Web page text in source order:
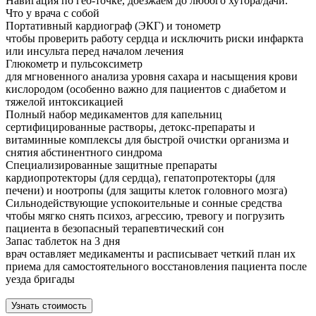
Что у врача с собой
Портативный кардиограф (ЭКГ) и тонометр
чтобы проверить работу сердца и исключить риски инфаркта
или инсульта перед началом лечения
Глюкометр и пульсоксиметр
для мгновенного анализа уровня сахара и насыщения крови
кислородом (особенно важно для пациентов с диабетом и
тяжелой интоксикацией
Полный набор медикаментов для капельниц
сертифицированные растворы, детокс-препараты и
витаминные комплексы для быстрой очистки организма и
снятия абстинентного синдрома
Специализированные защитные препараты
кардиопротекторы (для сердца), гепатопротекторы (для
печени) и ноотропы (для защиты клеток головного мозга)
Сильнодействующие успокоительные и сонные средства
чтобы мягко снять психоз, агрессию, тревогу и погрузить
пациента в безопасный терапевтический сон
Запас таблеток на 3 дня
врач оставляет медикаменты и расписывает четкий план их
приема для самостоятельного восстановления пациента после
уезда бригады
Узнать стоимость